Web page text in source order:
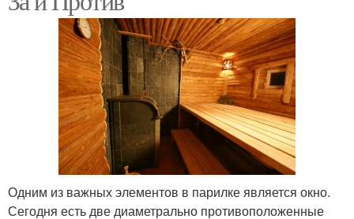
Одним из важных элементов в парилке является окно.
Сегодня есть две диаметрально противоположенные